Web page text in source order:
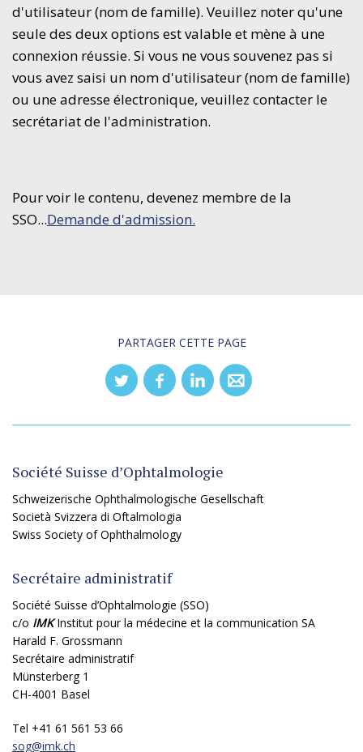
d'utilisateur (nom de famille). Veuillez noter qu'une
seule des deux options est valable et mène à une
connexion réussie. Si vous ne vous souvenez pas si
vous avez saisi un nom d'utilisateur (nom de famille)
ou une adresse électronique, veuillez contacter le
secrétariat de l'administration.
Pour voir le contenu, devenez membre de la
SSO...Demande d'admission.
PARTAGER CETTE PAGE
Société Suisse d’Ophtalmologie
Schweizerische Ophthalmologische Gesellschaft
Società Svizzera di Oftalmologia
Swiss Society of Ophthalmology
Secrétaire administratif
Société Suisse d’Ophtalmologie (SSO)
c/o IMKInstitut pour la médecine et la communication SA
Harald F. Grossmann
Secrétaire administratif
Münsterberg 1
CH-4001 Basel
Tel +41 61 561 53 66
sog@imk.ch